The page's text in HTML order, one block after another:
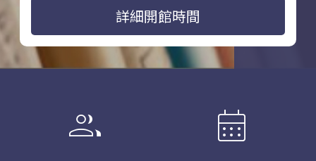
詳細開館時間
group calendar_month